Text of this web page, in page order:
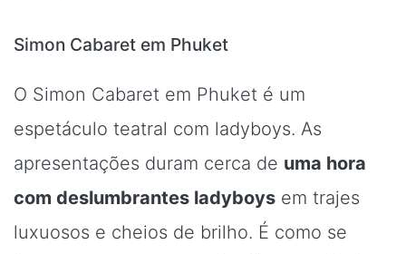
Simon Cabaret em Phuket
O Simon Cabaret em Phuket é um
espetáculo teatral com ladyboys. As
apresentações duram cerca de uma hora
com deslumbrantes ladyboys em trajes
luxuosos e cheios de brilho. É como se